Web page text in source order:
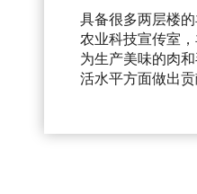
具备很多两层楼的
农业科技宣传室
为生产美味的肉
活水平方面做出贡